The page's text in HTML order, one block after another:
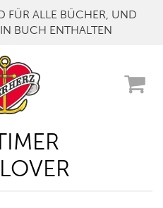
FÜR ALLE BÜCHER, UND
BUCH ENTHALTEN